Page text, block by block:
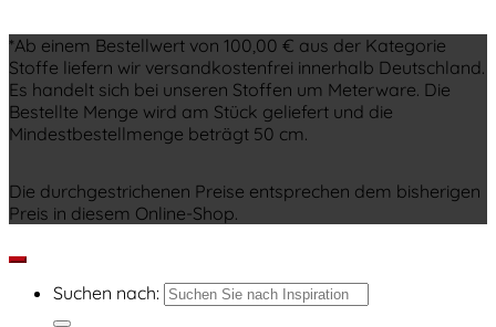
*Ab einem Bestellwert von 100,00 € aus der Kategorie
Stoffe liefern wir versandkostenfrei innerhalb Deutschland.
Es handelt sich bei unseren Stoffen um Meterware. Die
Bestellte Menge wird am Stück geliefert und die
Mindestbestellmenge beträgt 50 cm.
Die durchgestrichenen Preise entsprechen dem bisherigen
Preis in diesem Online-Shop.
Suchen nach: